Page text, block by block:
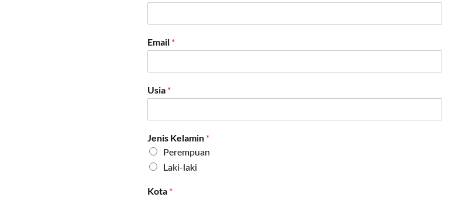
Email *
Usia *
Jenis Kelamin *
Perempuan
Laki-laki
Kota *